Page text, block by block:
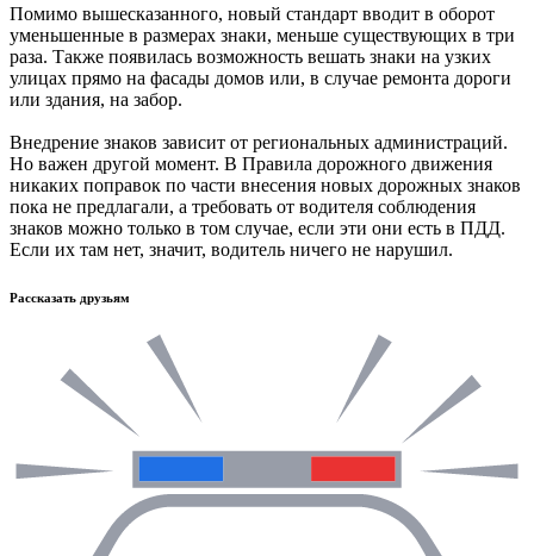
Помимо вышесказанного, новый стандарт вводит в оборот
уменьшенные в размерах знаки, меньше существующих в три
раза. Также появилась возможность вешать знаки на узких
улицах прямо на фасады домов или, в случае ремонта дороги
или здания, на забор.
Внедрение знаков зависит от региональных администраций.
Но важен другой момент. В Правила дорожного движения
никаких поправок по части внесения новых дорожных знаков
пока не предлагали, а требовать от водителя соблюдения
знаков можно только в том случае, если эти они есть в ПДД.
Если их там нет, значит, водитель ничего не нарушил.
Рассказать друзьям